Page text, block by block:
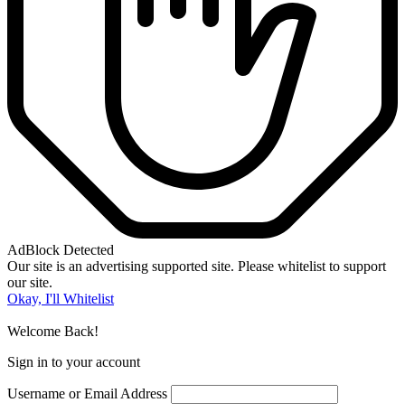
AdBlock Detected
Our site is an advertising supported site. Please whitelist to support
our site.
Okay, I'll Whitelist
Welcome Back!
Sign in to your account
Username or Email Address